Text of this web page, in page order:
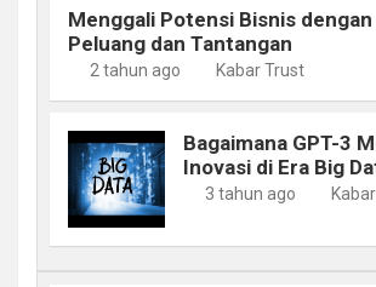
Menggali Potensi Bisnis dengan
Peluang dan Tantangan
2 tahun ago Kabar Trust
Bagaimana GPT-3
Inovasi di Era Big
3 tahun ago